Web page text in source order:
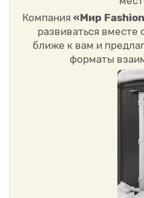
Компания «Мир
развиваться вместе
ближе к вам и
форматы